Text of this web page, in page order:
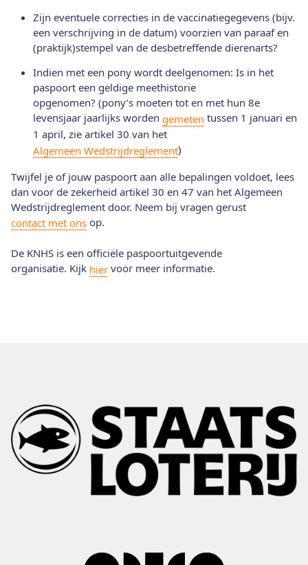
Zijn eventuele correcties in de vaccinatiegegevens (bijv.
een verschrijving in de datum) voorzien van paraaf en
(praktijk)stempel van de desbetreffende dierenarts?
Indien met een pony wordt deelgenomen: Is in het
paspoort een geldige meethistorie
opgenomen? (pony’s moeten tot en met hun 8e
levensjaar jaarlijks worden gemeten tussen 1 januari en
1 april, zie artikel 30 van het
Algemeen Wedstrijdreglement)
Twijfel je of jouw paspoort aan alle bepalingen voldoet, lees
dan voor de zekerheid artikel 30 en 47 van het Algemeen
Wedstrijdreglement door. Neem bij vragen gerust
contact met ons op.
De KNHS is een officiële paspoortuitgevende
organisatie. Kijk hier voor meer informatie.